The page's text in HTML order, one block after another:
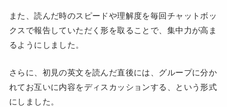
また、読んだ時のスピードや理解度を毎回チャットボッ
クスで報告していただく形を取ることで、集中力が高ま
るようにしました。
さらに、初見の英文を読んだ直後には、グループに分か
れてお互いに内容をディスカッションする、という形式
にしました。